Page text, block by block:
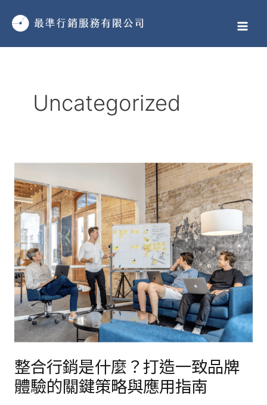
Uncategorized
整合行銷是什麼？打造一致品牌
體驗的關鍵策略與應用指南
合
行
銷
是
什
麼？
打
造
一
致
牌
體
驗